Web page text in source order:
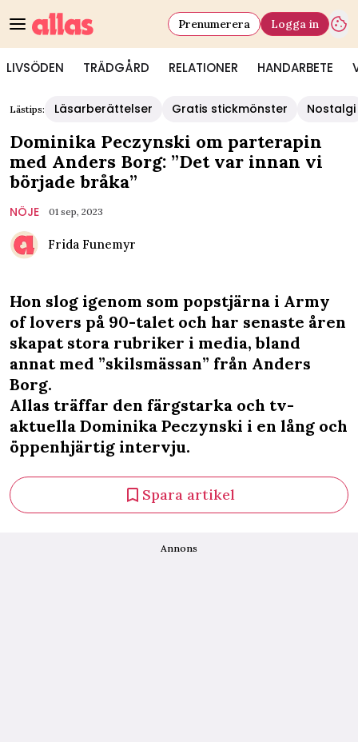
LIVSÖDEN TRÄDGÅRD RELATIONER HANDARBETE
Prenumerera Logga in
Lästips: Läsarberättelser Gratis stickmönster Nostalgi
Dominika Peczynski om parterapin
med Anders Borg: ”Det var innan vi
började bråka”
NÖJE 01 sep, 2023
Frida Funemyr
Hon slog igenom som popstjärna i Army
of lovers på 90-talet och har senaste åren
skapat stora rubriker i media, bland
annat med ”skilsmässan” från Anders
Borg.
Allas träffar den färgstarka och tv-
aktuella Dominika Peczynski i en lång och
öppenhjärtig intervju.
Spara artikel
Annons